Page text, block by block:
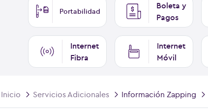
Portabilidad
Boleta y
Pagos
Internet
Fibra
Internet
Móvil
Inicio Servicios Adicionales Información Zapping